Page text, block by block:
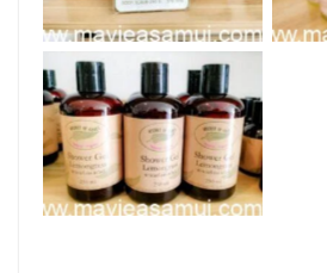
Gel douche
citronnelle